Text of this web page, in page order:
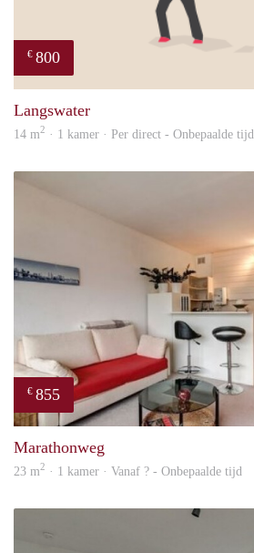
€ 800
Langswater
14 m2 · 1 kamer · Per direct - Onbepaalde tijd
€ 855
Marathonweg
23 m2 · 1 kamer · Vanaf ? - Onbepaalde tijd